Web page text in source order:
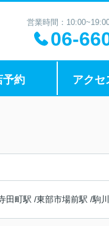
営業時間：
06-
予約 アクセ
田町駅 /東部市場前駅 /駒